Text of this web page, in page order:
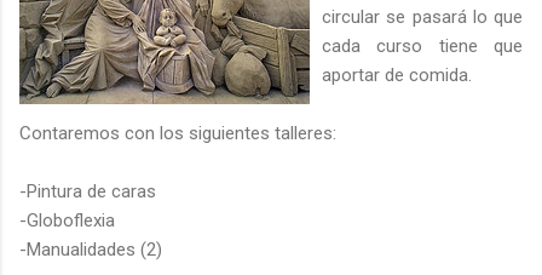
circular se pasará lo que
cada curso tiene que
aportar de comida.
Contaremos con los siguientes talleres:
-Pintura de caras
-Globoflexia
-Manualidades (2)